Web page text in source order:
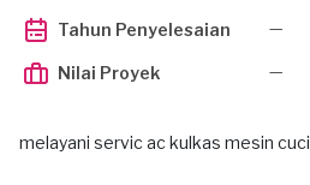
Tahun Penyelesaian —
Nilai Proyek —
melayani servic ac kulkas mesin cuci